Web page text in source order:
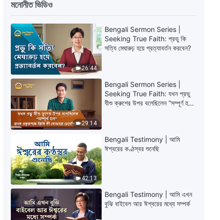
মনোনীত ভিডিও
26:44
Bengali Sermon Series |
Seeking True Faith: প্রভু কি
সত্যি মেঘারুঢ় হয়ে প্রত্যাবর্তন করবেন?
29:14
Bengali Sermon Series |
Seeking True Faith: যখন প্রভু
যীশু ক্রুশের উপর বলেছিলেন “সম্পূর্ণ হল”
42:13
Bengali Testimony | আমি
ঈশ্বরের কণ্ঠস্বর শুনেছি
Bengali Testimony | আমি এখন
বুঝি বাইবেল আর ঈশ্বরের মধ্যে সম্পর্ক